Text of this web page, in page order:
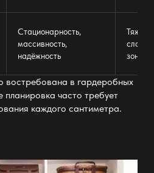
Стационарность,
массивность,
надёжность
востребована в гардеробных
планировка часто требует
каждого сантиметра.